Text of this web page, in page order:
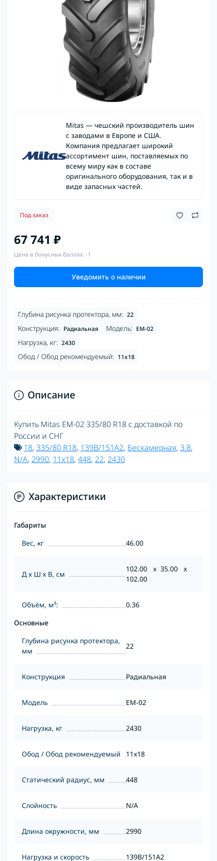
Mitas — чешский производитель шин
с заводами в Европе и США.
Компания предлагает широкий
ассортимент шин, поставляемых по
всему миру как в составе
оригинального оборудования, так и в
виде запасных частей.
Под заказ
67 741 ₽
Цена в бонусных баллах: -1
Уведомить о наличии
Глубина рисунка протектора, мм: 22
Конструкция: Радиальная Модель: EM-02
Нагрузка, кг: 2430
Обод / Обод рекомендуемый: 11x18
Описание
Купить Mitas EM-02 335/80 R18 с доставкой по
России и СНГ
18, 335/80 R18, 139B/151A2, Бескамерная, 3.8,
N/A, 2990, 11x18, 448, 22, 2430
Характеристики
Габариты
Вес, кг
46.00
Д х Ш х В, см
102.00 x 35.00 x
102.00
Объём, м³:
0.36
Основные
Глубина рисунка протектора,
мм
22
Конструкция Радиальная
Модель EM-02
Нагрузка, кг 2430
Обод / Обод рекомендуемый 11x18
Статический радиус, мм 448
Слойность N/A
Длина окружности, мм 2990
Нагрузка и скорость 139B/151A2